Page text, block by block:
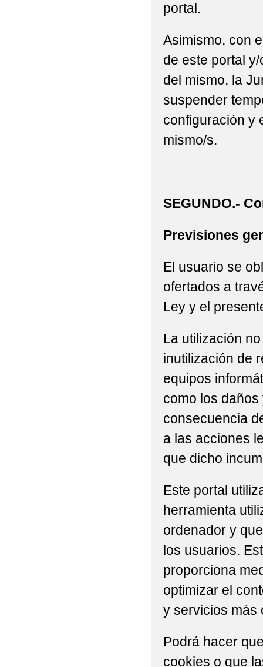
portal.
Asimismo, con
de este portal
del mismo, la
suspender
configuración y
mismo/s.
SEGUNDO.-
Previsiones
El usuario se
ofertados a
Ley y el
La utilización
inutilización de
equipos
como los
consecuencia
a las acciones
que dicho
Este portal
herramienta
ordenador y
los usuarios.
proporciona
optimizar el
y servicios más
Podrá hacer
cookies o que